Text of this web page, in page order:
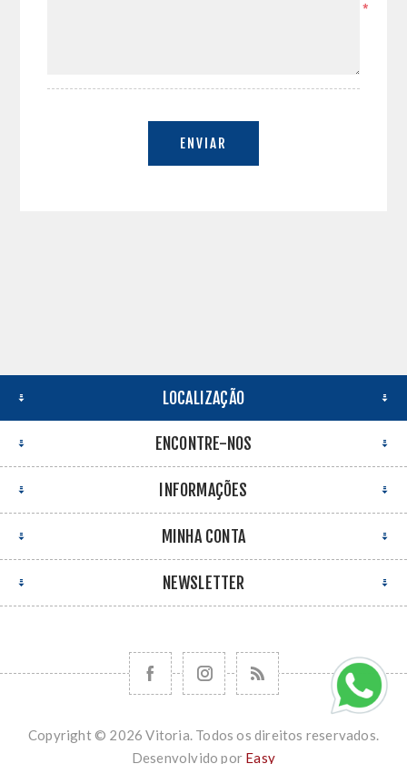
*
ENVIAR
LOCALIZAÇÃO
ENCONTRE-NOS
INFORMAÇÕES
MINHA CONTA
NEWSLETTER
Copyright © 2026 Vitoria. Todos os direitos reservados.
Desenvolvido por Easy